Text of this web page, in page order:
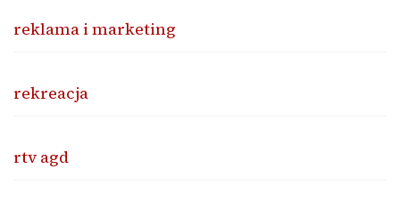
reklama i marketing
rekreacja
rtv agd